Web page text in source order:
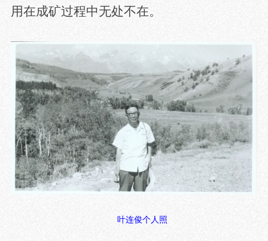
用在成矿过程中无处不在。
叶连俊个人照